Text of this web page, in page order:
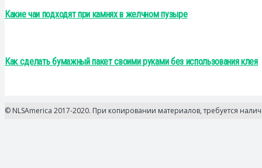
Какие чаи подходят при камнях в желчном пузыре
Как сделать бумажный пакет своими руками без использования клея
© NLSAmerica 2017-2020. При копировании материалов, требуется